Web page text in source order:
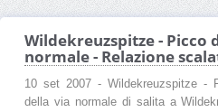
Wildekreuzspitze - Picco
normale - Relazione
10 set 2007 - Wildekreuzspitze -
della via normale di salita a